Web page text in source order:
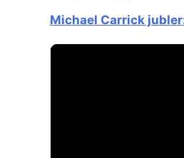
Michael Carrick